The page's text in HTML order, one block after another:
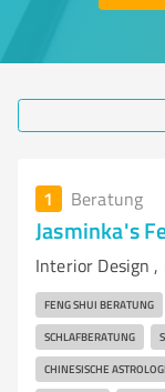
1 Beratung
Jasminka's
Interior Design
FENG SHUI BERATUNG
SCHLAFBERATUNG
CHINESISCHE